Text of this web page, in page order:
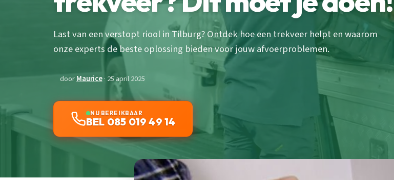
Last van een verstopt riool in Tilburg? Ontdek hoe een trekveer helpt en waarom
onze experts de beste oplossing bieden voor jouw afvoerproblemen.
doorMaurice· 25 april 2025
NU BEREIKBAAR
BEL 085 019 49 14